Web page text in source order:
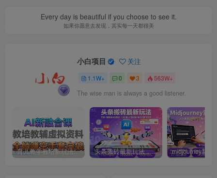
Every day is beautiful if you choose to see it.
如果你愿意去发现，其实每一天都很美
小白项目 关注
1.1W+ 0 3 563W+
The wise man is always a good listener.
育儿教学教培新玩法，AI生成教学视频，市场大，操作简单，变现天花板非常高 头条搬砖最新玩法，文章+视频用AI全搞定，一天5张+不是问题，每天只需10分钟